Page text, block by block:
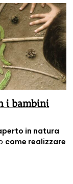
i bambini
in natura
come realizzare